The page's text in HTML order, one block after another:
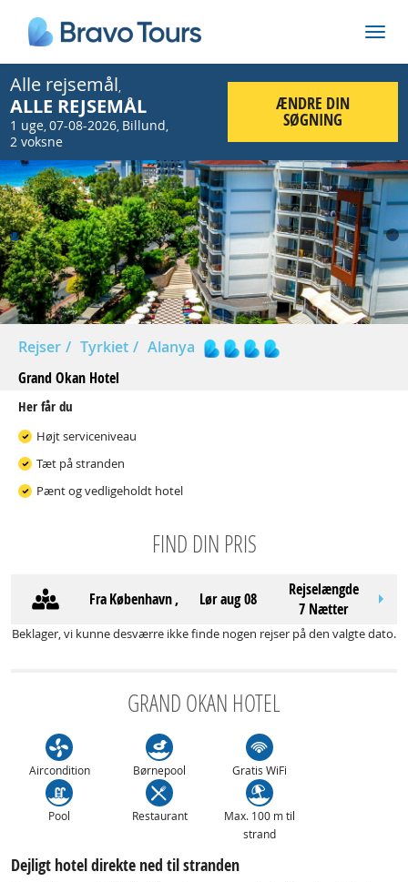
Alle rejsemål,
ALLE REJSEMÅL
1 uge,07-08-2026, Billund,
2 voksne
ÆNDRE DIN
SØGNING
Prev
Rejser Tyrkiet
Alanya
Grand Okan Hotel
Her får du
Højt serviceniveau
Tæt på stranden
Pænt og vedligeholdt hotel
FIND DIN PRIS
FraKøbenhavn, lør aug 08
Rejselængde
7 Nætter
Beklager, vi kunne desværre ikke finde nogen rejser på den valgte dato.
GRAND OKAN HOTEL
Aircondition Børnepool Gratis WiFi
Pool Restaurant
Max. 100 m til
strand
Dejligt hotel direkte ned til stranden